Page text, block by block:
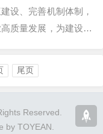
设、完善机制体制，
质量发展，为建设健
尾页
Reserved.
by TOYEAN